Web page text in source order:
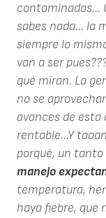
contaminados...
sabes nada... la
siempre lo
van a ser
qué miran. La
no se
avances de esta
rentable...Y
porqué, un
manejo
temperatura,
haya fiebre, que